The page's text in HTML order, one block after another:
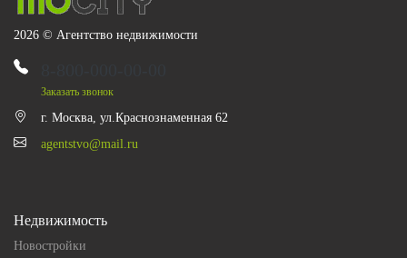
2026 © Агентство недвижимости
Заказать звонок
г. Москва, ул.Краснознаменная 62
agentstvo@mail.ru
Недвижимость
Новостройки